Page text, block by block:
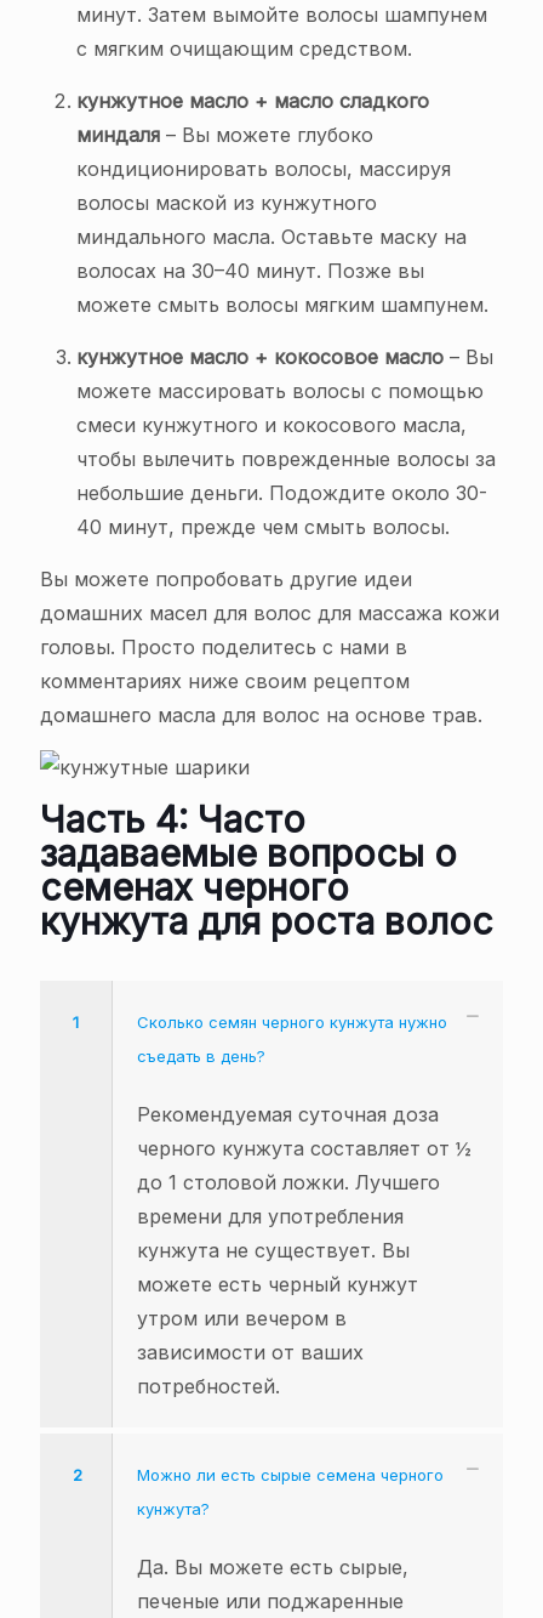
минут. Затем вымойте волосы шампунем
с мягким очищающим средством.
кунжутное масло + масло сладкого
миндаля – Вы можете глубоко
кондиционировать волосы, массируя
волосы маской из кунжутного
миндального масла. Оставьте маску на
волосах на 30–40 минут. Позже вы
можете смыть волосы мягким шампунем.
кунжутное масло + кокосовое масло – Вы
можете массировать волосы с помощью
смеси кунжутного и кокосового масла,
чтобы вылечить поврежденные волосы за
небольшие деньги. Подождите около 30-
40 минут, прежде чем смыть волосы.
Вы можете попробовать другие идеи
домашних масел для волос для массажа кожи
головы. Просто поделитесь с нами в
комментариях ниже своим рецептом
домашнего масла для волос на основе трав.
Часть 4: Часто
задаваемые вопросы о
семенах черного
кунжута для роста волос
1
Сколько семян черного кунжута нужно
съедать в день?
Рекомендуемая суточная доза
черного кунжута составляет от ½
до 1 столовой ложки. Лучшего
времени для употребления
кунжута не существует. Вы
можете есть черный кунжут
утром или вечером в
зависимости от ваших
потребностей.
2
Можно ли есть сырые семена черного
кунжута?
Да. Вы можете есть сырые,
печеные или поджаренные